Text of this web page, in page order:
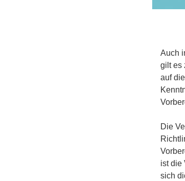
Auch
gilt es
auf
Die
ist die
sich